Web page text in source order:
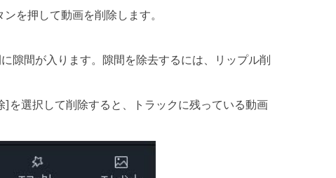
を押して動画を削除します。
隙間が入ります。隙間を除去するには、リップル削
を選択して削除すると、トラックに残っている動画